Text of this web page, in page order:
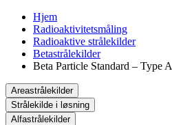
Hjem
Radioaktivitetsmåling
Radioaktive strålekilder
Betastrålekilder
Beta Particle Standard – Type A
Areastrålekilder
Strålekilde i løsning
Alfastrålekilder